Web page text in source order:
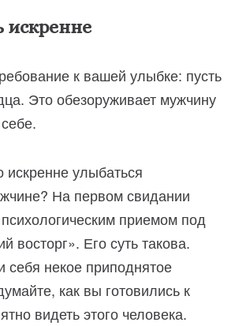
искренне
к вашей улыбке: пусть
Это обезоруживает мужчину
улыбаться
На первом свидании
приемом под
восторг». Его суть такова.
себя некое приподнятое
как вы готовились к
видеть этого человека.